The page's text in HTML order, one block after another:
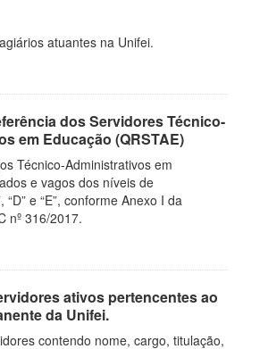
atuantes na Unifei.
dos Servidores Técnico-
em Educação (QRSTAE)
Técnico-Administrativos em
e vagos dos níveis de
“D” e “E”, conforme Anexo I da
nº 316/2017.
ativos pertencentes ao
da Unifei.
contendo nome, cargo, titulação,